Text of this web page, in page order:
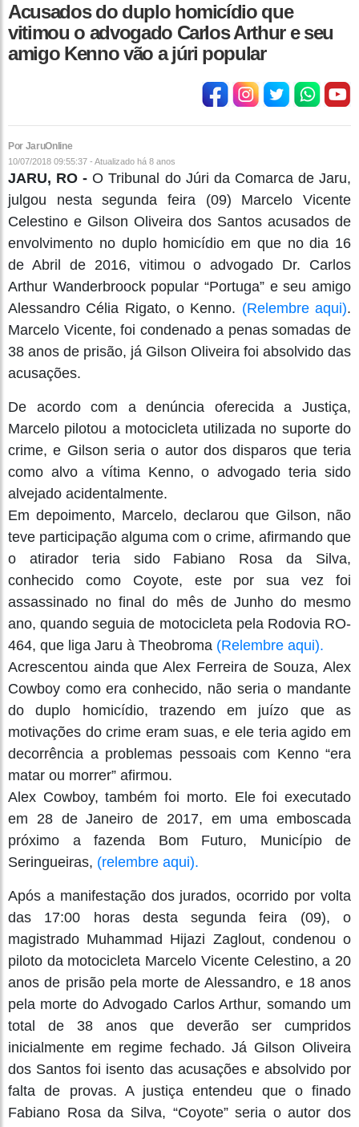
Acusados do duplo homicídio que
vitimou o advogado Carlos Arthur e seu
amigo Kenno vão a júri popular
Por JaruOnline
10/07/2018 09:55:37 - Atualizado há 8 anos
JARU, RO -O Tribunal do Júri da Comarca de Jaru,
julgou nesta segunda feira (09) Marcelo Vicente
Celestino e Gilson Oliveira dos Santos acusados de
envolvimento no duplo homicídio em que no dia 16
de Abril de 2016, vitimou o advogado Dr. Carlos
Arthur Wanderbroock popular “Portuga” e seu amigo
Alessandro Célia Rigato, o Kenno. (Relembre aqui).
Marcelo Vicente, foi condenado a penas somadas de
38 anos de prisão, já Gilson Oliveira foi absolvido das
acusações.
De acordo com a denúncia oferecida a Justiça,
Marcelo pilotou a motocicleta utilizada no suporte do
crime, e Gilson seria o autor dos disparos que teria
como alvo a vítima Kenno, o advogado teria sido
alvejado acidentalmente.
Em depoimento, Marcelo, declarou que Gilson, não
teve participação alguma com o crime, afirmando que
o atirador teria sido Fabiano Rosa da Silva,
conhecido como Coyote, este por sua vez foi
assassinado no final do mês de Junho do mesmo
ano, quando seguia de motocicleta pela Rodovia RO-
464, que liga Jaru à Theobroma (Relembre aqui).
Acrescentou ainda que Alex Ferreira de Souza, Alex
Cowboy como era conhecido, não seria o mandante
do duplo homicídio, trazendo em juízo que as
motivações do crime eram suas, e ele teria agido em
decorrência a problemas pessoais com Kenno “era
matar ou morrer” afirmou.
Alex Cowboy, também foi morto. Ele foi executado
em 28 de Janeiro de 2017, em uma emboscada
próximo a fazenda Bom Futuro, Município de
Seringueiras, (relembre aqui).
Após a manifestação dos jurados, ocorrido por volta
das 17:00 horas desta segunda feira (09), o
magistrado Muhammad Hijazi Zaglout, condenou o
piloto da motocicleta Marcelo Vicente Celestino, a 20
anos de prisão pela morte de Alessandro, e 18 anos
pela morte do Advogado Carlos Arthur, somando um
total de 38 anos que deverão ser cumpridos
inicialmente em regime fechado. Já Gilson Oliveira
dos Santos foi isento das acusações e absolvido por
falta de provas. A justiça entendeu que o finado
Fabiano Rosa da Silva, “Coyote” seria o autor dos